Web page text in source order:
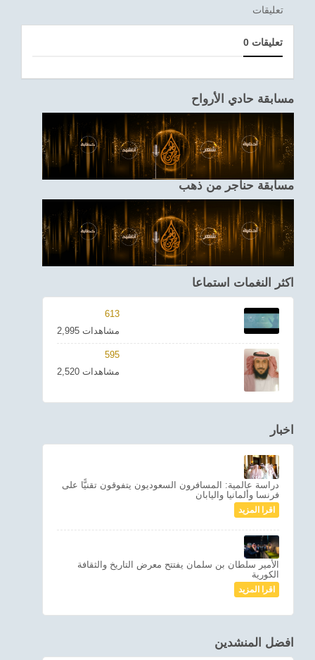
تعليقات
0 تعليقات
مسابقة حادي الأرواح
مسابقة حناجر من ذهب
اكثر النغمات استماعا
613
2,995 مشاهدات
595
2,520 مشاهدات
اخبار
دراسة عالمية: المسافرون السعوديون يتفوقون تقنيًّا على
فرنسا وألمانيا واليابان
اقرا المزيد
الأمير سلطان بن سلمان يفتتح معرض التاريخ والثقافة
الكورية
اقرا المزيد
افضل المنشدين